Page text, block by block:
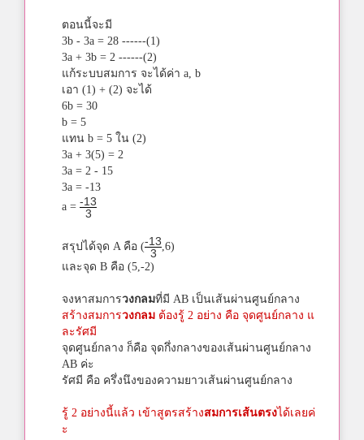
ตอนนี้จะมี
3b - 3a = 28 ------(1)
3a + 3b = 2 ------(2)
แก้ระบบสมการ จะได้ค่า a, b
เอา (1) + (2) จะได้
6b = 30
b = 5
แทน b = 5 ใน (2)
3a + 3(5) = 2
3a = 2 - 15
3a = -13
a = -13
3
สรุปได้จุด A คือ (-13
3
,6)
และจุด B คือ (5,-2)
จงหาสมการวงกลมที่มี AB เป็นเส้นผ่านศูนย์กลาง
สร้างสมการวงกลม ต้องรู้ 2 อย่าง คือ จุดศูนย์กลาง แ
ละรัศมี
จุดศูนย์กลาง ก็คือ จุดกึ่งกลางของเส้นผ่านศูนย์กลาง
AB ค่ะ
รัศมี คือ ครึ่งนึงของความยาวเส้นผ่านศูนย์กลาง
รู้ 2 อย่างนี้แล้ว เข้าสูตรสร้างสมการเส้นตรงได้เลยค่
ะ